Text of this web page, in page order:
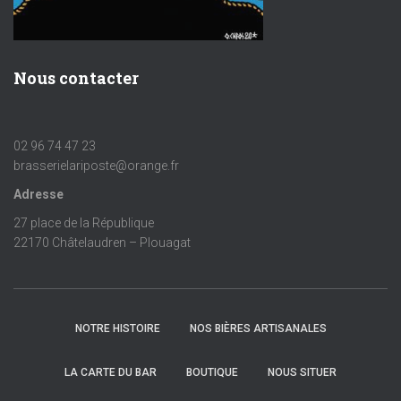
Nous contacter
02 96 74 47 23
brasserielariposte@orange.fr
Adresse
27 place de la République
22170 Châtelaudren – Plouagat
NOTRE HISTOIRE NOS BIÈRES ARTISANALES
LA CARTE DU BAR BOUTIQUE NOUS SITUER